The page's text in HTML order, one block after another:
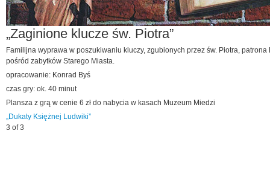
„Zaginione klucze św. Piotra”
Familijna wyprawa w poszukiwaniu kluczy, zgubionych przez św. Piotra,
pośród zabytków Starego Miasta.
opracowanie: Konrad Byś
czas gry: ok. 40 minut
Plansza z grą w cenie 6 zł do nabycia w kasach Muzeum Miedzi
„Dukaty Księżnej Ludwiki”
3 of 3